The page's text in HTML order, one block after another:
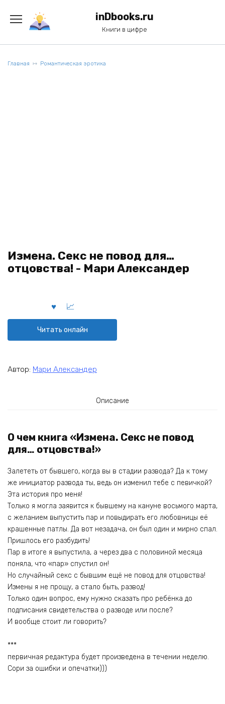
содержанию
inDbooks.ru
Книги в цифре
Главная Романтическая эротика
Измена. Секс не повод для…
отцовства! - Мари Александер
Читать онлайн
Автор: Мари Александер
Описание
О чем книга «Измена. Секс не повод
для… отцовства!»
Залететь от бывшего, когда вы в стадии развода? Да к тому
же инициатор развода ты, ведь он изменил тебе с певичкой?
Эта история про меня!
Только я могла заявится к бывшему на кануне восьмого марта,
с желанием выпустить пар и повыдирать его любовницы её
крашенные патлы. Да вот незадача, он был один и мирно спал.
Пришлось его разбудить!
Пар в итоге я выпустила, а через два с половиной месяца
поняла, что «пар» спустил он!
Но случайный секс с бывшим ещё не повод для отцовства!
Измены я не прощу, а стало быть, развод!
Только один вопрос, ему нужно сказать про ребёнка до
подписания свидетельства о разводе или после?
И вообще стоит ли говорить?
***
первичная редактура будет произведена в течении неделю.
Сори за ошибки и опечатки)))